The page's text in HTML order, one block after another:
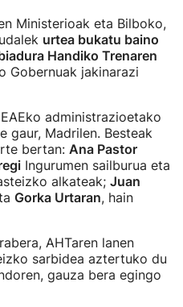
Ministerioak eta Bilboko,
urtea bukatu baino
Handiko Trenaren
Gobernuak jakinarazi
administrazioetako
gaur, Madrilen. Besteak
bertan: Ana Pastor
Ingurumen sailburua eta
alkateak; Juan
Gorka Urtaran, hain
AHTaren lanen
sarbidea aztertuko du
gauza bera egingo